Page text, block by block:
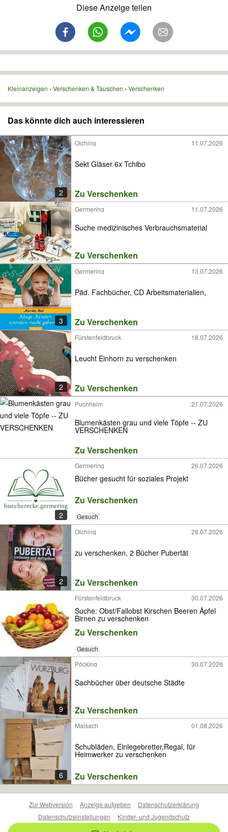
Diese Anzeige teilen
Kleinanzeigen Verschenken & Tauschen Verschenken
Das könnte dich auch interessieren
2
Olching 11.07.2026
Sekt Gläser 6x Tchibo
Zu Verschenken
Germering 11.07.2026
Suche medizinisches Verbrauchsmaterial
Zu Verschenken
3
Germering 13.07.2026
Päd. Fachbücher, CD Arbeitsmaterialien,
Zu Verschenken
2
Fürstenfeldbruck 18.07.2026
Leucht Einhorn zu verschenken
Zu Verschenken
Puchheim 21.07.2026
Blumenkästen grau und viele Töpfe -- ZU
VERSCHENKEN
Zu Verschenken
2
Germering 26.07.2026
Bücher gesucht für soziales Projekt
Zu Verschenken
Gesuch
2
Olching 28.07.2026
zu verschenken, 2 Bücher Pubertät
Zu Verschenken
Fürstenfeldbruck 30.07.2026
Suche: Obst/Fallobst Kirschen Beeren Äpfel
Birnen zu verschenken
Zu Verschenken
Gesuch
9
Pöcking 30.07.2026
Sachbücher über deutsche Städte
Zu Verschenken
6
Maisach 01.08.2026
Schubläden, Einlegebretter,Regal, für
Heimwerker zu verschenken
Zu Verschenken
Zur Webversion Anzeige aufgeben
Datenschutzerklärung
Datenschutzeinstellungen
Kinder- und Jugendschutz
Barrierefreiheitserklärung